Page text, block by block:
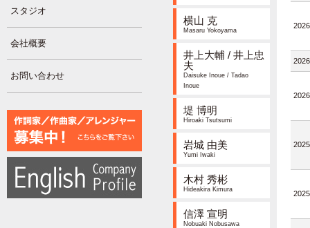
スタジオ
会社概要
お問い合わせ
横山 克
Masaru Yokoyama
井上大輔 / 井上忠
夫
Daisuke Inoue / Tadao
Inoue
堤 博明
Hiroaki Tsutsumi
岩城 由美
Yumi Iwaki
木村 秀彬
Hideakira Kimura
信澤 宣明
Nobuaki Nobusawa